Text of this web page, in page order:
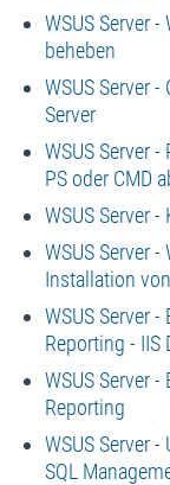
WSUS Server
beheben
WSUS Server
Server
WSUS Server
PS oder CMD
WSUS Server
WSUS Server
Installation
WSUS Server
Reporting - IIS
WSUS Server
Reporting
WSUS Server
SQL